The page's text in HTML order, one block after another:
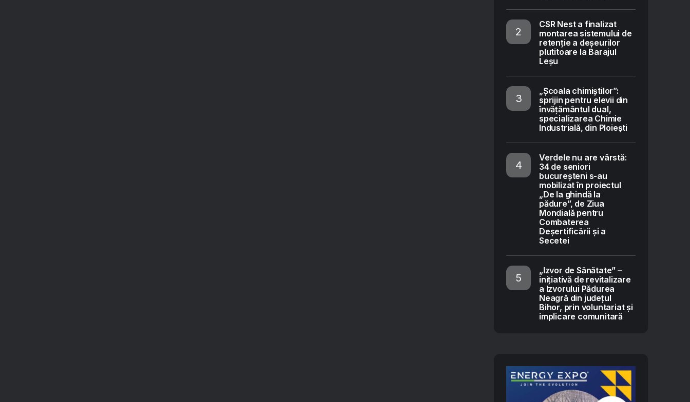
CSR Nest a finalizat
montarea sistemului de
retenție a deșeurilor
plutitoare la Barajul
Leșu
„Școala chimiștilor”:
sprijin pentru elevii din
învățământul dual,
specializarea Chimie
Industrială, din Ploiești
Verdele nu are vârstă:
34 de seniori
bucureșteni s-au
mobilizat în proiectul
„De la ghindă la
pădure”, de Ziua
Mondială pentru
Combaterea
Deșertificării și a
Secetei
„Izvor de Sănătate” –
inițiativă de revitalizare
a Izvorului Pădurea
Neagră din județul
Bihor, prin voluntariat și
implicare comunitară